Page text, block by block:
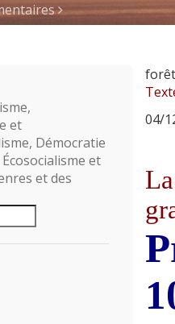
04/
et
Démocratie
et
et des